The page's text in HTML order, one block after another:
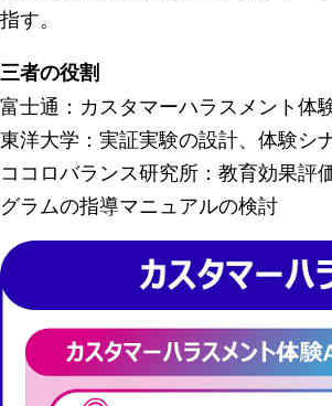
指す。
三者の役割
富士通：カスタマーハラスメント体
東洋大学：実証実験の設計、体験シ
ココロバランス研究所：教育効果評
グラムの指導マニュアルの検討